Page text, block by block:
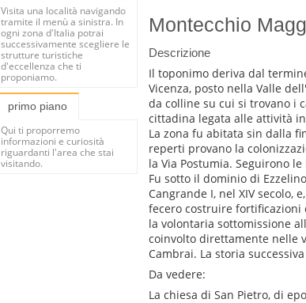
Visita una località navigando
tramite il menù a sinistra. In
ogni zona d'Italia potrai
successivamente scegliere le
strutture turistiche
d'eccellenza che ti
proponiamo.
primo piano
Qui ti proporremo
informazioni e curiosità
riguardanti l'area che stai
visitando.
Montecchio
Descrizione
Il toponimo deriva dal
Vicenza, posto nella Valle
da colline su cui si trovano i
cittadina legata alle attività
La zona fu abitata sin dalla
reperti provano la
la Via Postumia. Seguirono
Fu sotto il dominio di
Cangrande I, nel XIV secolo,
fecero costruire fortificazioni
la volontaria sottomissione
coinvolto direttamente nelle
Cambrai. La storia
Da vedere:
La chiesa di San Pietro, di